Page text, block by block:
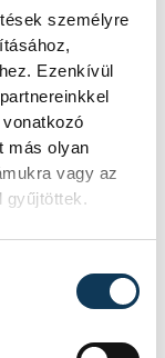
személyre
Ezenkívül
más olyan
vagy az
gyűjtöttek.
hogy
fel,
söre frissítő,